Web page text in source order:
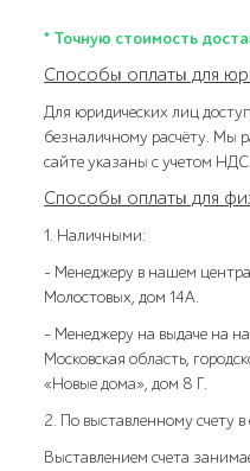
* Точную стоимость
Способы оплаты для
Для юридических лиц
безналичному расчёту. Мы
сайте указаны с учетом НДС.
Способы оплаты для
1. Наличными:
- Менеджеру в нашем
Молостовых, дом 14А.
- Менеджеру на выдаче на
Московская область,
«Новые дома», дом 8 Г.
2. По выставленному счету
Выставлением счета